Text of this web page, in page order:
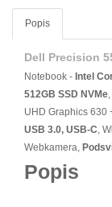
Popis
Dell Precision
Notebook - Intel
512GB SSD NVMe
UHD Graphics 630
USB 3.0, USB-C,
Webkamera,
Popis